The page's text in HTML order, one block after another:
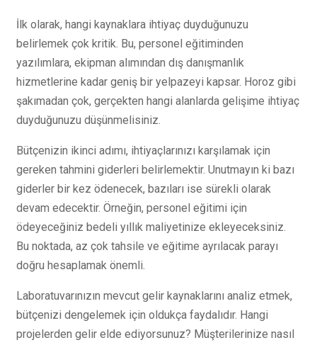
İlk olarak, hangi kaynaklara ihtiyaç duyduğunuzu
belirlemek çok kritik. Bu, personel eğitiminden
yazılımlara, ekipman alımından dış danışmanlık
hizmetlerine kadar geniş bir yelpazeyi kapsar. Horoz gibi
şakımadan çok, gerçekten hangi alanlarda gelişime ihtiyaç
duyduğunuzu düşünmelisiniz.
Bütçenizin ikinci adımı, ihtiyaçlarınızı karşılamak için
gereken tahmini giderleri belirlemektir. Unutmayın ki bazı
giderler bir kez ödenecek, bazıları ise sürekli olarak
devam edecektir. Örneğin, personel eğitimi için
ödeyeceğiniz bedeli yıllık maliyetinize ekleyeceksiniz.
Bu noktada, az çok tahsile ve eğitime ayrılacak parayı
doğru hesaplamak önemli.
Laboratuvarınızın mevcut gelir kaynaklarını analiz etmek,
bütçenizi dengelemek için oldukça faydalıdır. Hangi
projelerden gelir elde ediyorsunuz? Müşterilerinize nasıl